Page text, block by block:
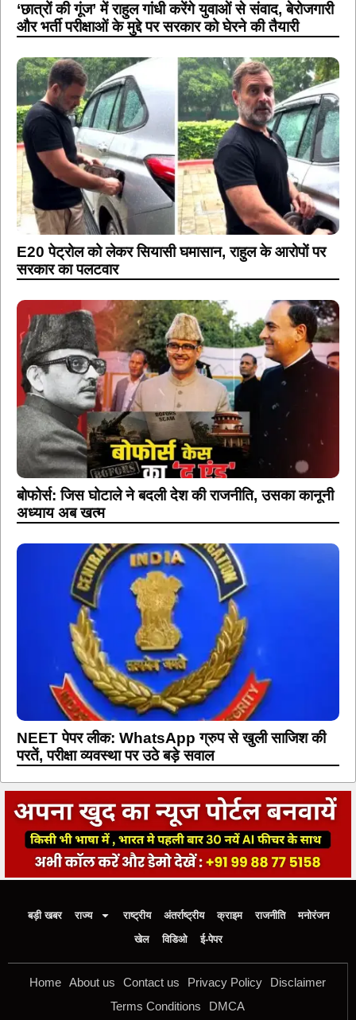
‘छात्रों की गूंज’ में राहुल गांधी करेंगे युवाओं से संवाद, बेरोजगारी
और भर्ती परीक्षाओं के मुद्दे पर सरकार को घेरने की तैयारी
E20 पेट्रोल को लेकर सियासी घमासान, राहुल के आरोपों पर
सरकार का पलटवार
बोफोर्स: जिस घोटाले ने बदली देश की राजनीति, उसका कानूनी
अध्याय अब खत्म
NEET पेपर लीक: WhatsApp ग्रुप से खुली साजिश की
परतें, परीक्षा व्यवस्था पर उठे बड़े सवाल
बड़ी खबर राज्य राष्ट्रीय अंतर्राष्ट्रीय क्राइम राजनीति
मनोरंजन
खेल
विडिओ ई-पेपर
Home About us Contact us Privacy Policy
Disclaimer
Terms Conditions
DMCA